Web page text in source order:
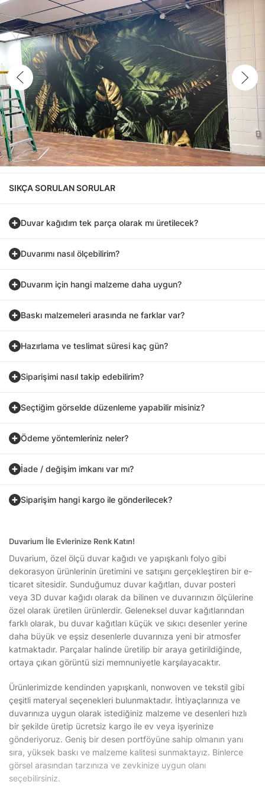
SIKÇA SORULAN SORULAR
Duvar kağıdım tek parça olarak mı üretilecek?
Duvarımı nasıl ölçebilirim?
Duvarım için hangi malzeme daha uygun?
Baskı malzemeleri arasında ne farklar var?
Hazırlama ve teslimat süresi kaç gün?
Siparişimi nasıl takip edebilirim?
Seçtiğim görselde düzenleme yapabilir misiniz?
Ödeme yöntemleriniz neler?
İade / değişim imkanı var mı?
Siparişim hangi kargo ile gönderilecek?
Duvarium İle Evlerinize Renk Katın!
Duvarium, özel ölçü duvar kağıdı ve yapışkanlı folyo gibi
dekorasyon ürünlerinin üretimini ve satışını gerçekleştiren bir e-
ticaret sitesidir. Sunduğumuz duvar kağıtları, duvar posteri
veya 3D duvar kağıdı olarak da bilinen ve duvarınızın ölçülerine
özel olarak üretilen ürünlerdir. Geleneksel duvar kağıtlarından
farklı olarak, bu duvar kağıtları küçük ve sıkıcı desenler yerine
daha büyük ve eşsiz desenlerle duvarınıza yeni bir atmosfer
katmaktadır. Parçalar halinde üretilip bir araya getirildiğinde,
ortaya çıkan görüntü sizi memnuniyetle karşılayacaktır.
Ürünlerimizde kendinden yapışkanlı, nonwoven ve tekstil gibi
çeşitli materyal seçenekleri bulunmaktadır. İhtiyaçlarınıza ve
duvarınıza uygun olarak istediğiniz malzeme ve desenleri hızlı
bir şekilde üretip ücretsiz kargo ile ev veya işyerinize
gönderiyoruz. Geniş bir desen portföyüne sahip olmanın yanı
sıra, yüksek baskı ve malzeme kalitesi sunmaktayız. Binlerce
görsel arasından tarzınıza ve zevkinize uygun olanı
seçebilirsiniz.